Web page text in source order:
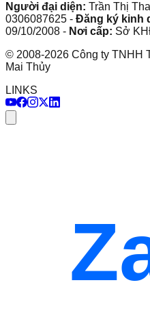
Người đại diện: Trần Thị
0306087625 - Đăng ký kinh
09/10/2008 - Nơi cấp: Sở
© 2008-2026 Công ty TNHH
Mai Thủy
LINKS